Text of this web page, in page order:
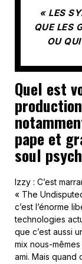
« LES
QUE LES
OU
Quel est
pape et
soul
Izzy : C’est
« The
c’est l’énorme
technologies
que c’est aussi
mix nous-
ami. Mais quand